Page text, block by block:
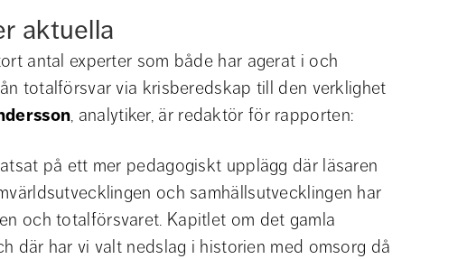
aktuella
antal experter som både har agerat i och
totalförsvar via krisberedskap till den verklighet
, analytiker, är redaktör för rapporten:
på ett mer pedagogiskt upplägg där läsaren
och samhällsutvecklingen har
och totalförsvaret. Kapitlet om det gamla
där har vi valt nedslag i historien med omsorg då